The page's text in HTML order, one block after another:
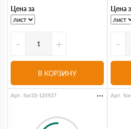
Цена за
- +
В КОРЗИНУ
Цена
-
Арт. Sor33-125927 Арт.